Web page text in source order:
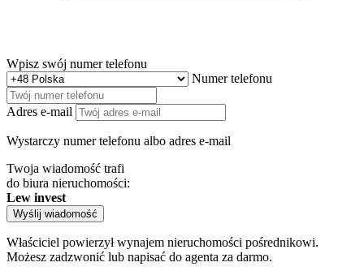
Wpisz swój numer telefonu
Numer telefonu
Adres e-mail
Wystarczy numer telefonu albo adres e-mail
Twoja wiadomość trafi
do biura nieruchomości:
Lew invest
Wyślij wiadomość
Właściciel powierzył wynajem nieruchomości pośrednikowi.
Możesz zadzwonić lub napisać do agenta za darmo.